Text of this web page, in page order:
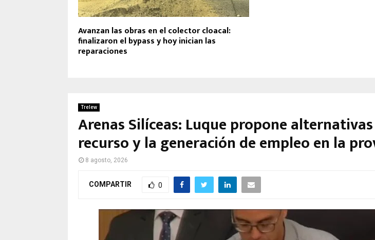
Avanzan las obras en el colector cloacal:
finalizaron el bypass y hoy inician las
reparaciones
Trelew
Arenas Silíceas: Luque propone
recurso y la generación de empleo en la
8 agosto, 2026
COMPARTIR 0